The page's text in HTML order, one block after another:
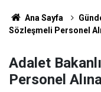
Ana Sayfa
Sözleşmeli Personel
Adalet
Personel